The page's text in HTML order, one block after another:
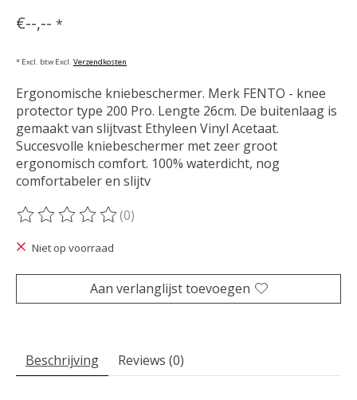
€--,-- *
* Excl. btw Excl. Verzendkosten
Ergonomische kniebeschermer. Merk FENTO - knee
protector type 200 Pro. Lengte 26cm. De buitenlaag is
gemaakt van slijtvast Ethyleen Vinyl Acetaat.
Succesvolle kniebeschermer met zeer groot
ergonomisch comfort. 100% waterdicht, nog
comfortabeler en slijtv
De beoordeling van dit product is
(0)
Niet op voorraad
Aan verlanglijst toevoegen
Beschrijving Reviews (0)